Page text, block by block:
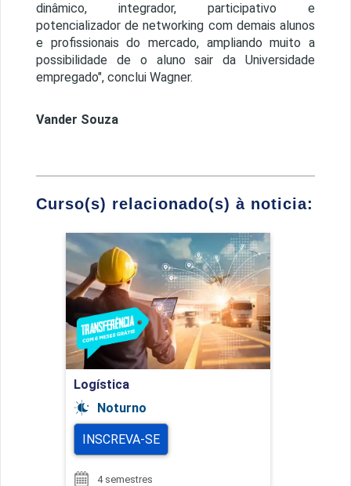
dinâmico, integrador, participativo e
potencializador de networking com demais alunos
e profissionais do mercado, ampliando muito a
possibilidade de o aluno sair da Universidade
empregado", conclui Wagner.
Vander Souza
Curso(s) relacionado(s) à noticia:
Logística
Noturno
INSCREVA-SE
4 semestres
Logística
Detalhes do curso
Ir para Inscrição